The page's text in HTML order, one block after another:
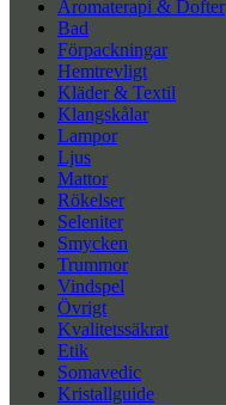
Aromaterapi & Dofter
Bad
Förpackningar
Hemtrevligt
Kläder & Textil
Klangskålar
Lampor
Ljus
Mattor
Rökelser
Seleniter
Smycken
Trummor
Vindspel
Övrigt
Kvalitetssäkrat
Etik
Somavedic
Kristallguide